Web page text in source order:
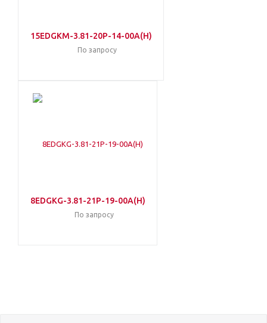
15EDGKM-3.81-20P-14-00A(H)
По запросу
8EDGKG-3.81-21P-19-00A(H)
По запросу